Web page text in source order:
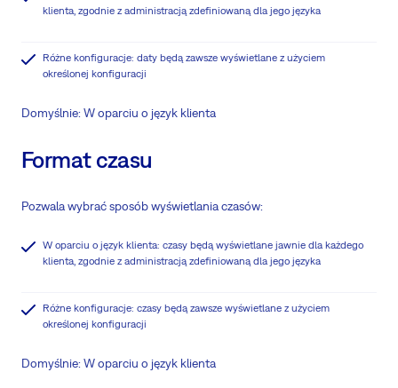
klienta, zgodnie z administracją zdefiniowaną dla jego języka
Różne konfiguracje: daty będą zawsze wyświetlane z użyciem
określonej konfiguracji
Domyślnie: W oparciu o język klienta
Format czasu
Pozwala wybrać sposób wyświetlania czasów:
W oparciu o język klienta: czasy będą wyświetlane jawnie dla każdego
klienta, zgodnie z administracją zdefiniowaną dla jego języka
Różne konfiguracje: czasy będą zawsze wyświetlane z użyciem
określonej konfiguracji
Domyślnie: W oparciu o język klienta